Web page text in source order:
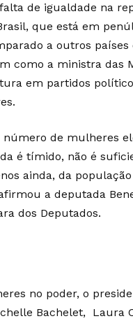
de igualdade na
que está em
a outros países
como a ministra das
em partidos
de mulheres
é tímido, não é
ainda, da
a deputada
dos Deputados.
no poder, o
Bachelet, Laura